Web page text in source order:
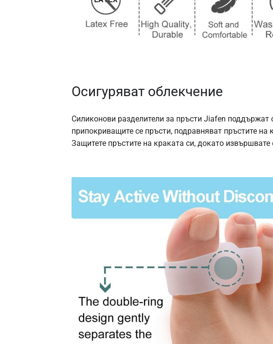
Осигуряват облекчение
Силиконови разделители за пръсти Jiafen поддържат
припокриващите се пръсти, подравняват пръстите
Защитете пръстите на краката си, докато